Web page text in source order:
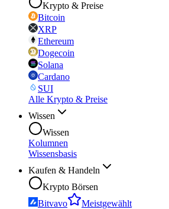
Krypto & Preise
Bitcoin
XRP
Ethereum
Dogecoin
Solana
Cardano
SUI
Alle Krypto & Preise
Wissen
Wissen
Kolumnen
Wissensbasis
Kaufen & Handeln
Krypto Börsen
Bitvavo
Meistgewählt